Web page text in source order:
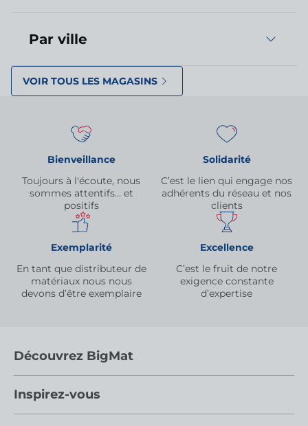
Par ville
VOIR TOUS LES MAGASINS
Bienveillance
Toujours à l'écoute, nous
sommes attentifs… et
positifs
Solidarité
C’est le lien qui engage nos
adhérents du réseau et nos
clients
Exemplarité
En tant que distributeur de
matériaux nous nous
devons d’être exemplaire
Excellence
C’est le fruit de notre
exigence constante
d’expertise
Découvrez BigMat
Nous rejoindre
Inspirez-vous